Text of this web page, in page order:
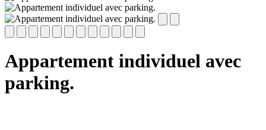
Appartement individuel avec
parking.